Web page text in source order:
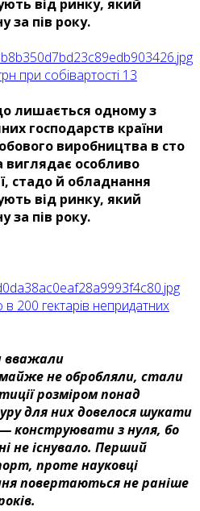
від ринку, який
за пів року.
при собівартості 13
лишається одному з
господарств країни
виробництва в сто
особливо
стадо й обладнання
від ринку, який
за пів року.
200 гектарів непридатних
вважали
не обробляли, стали
розміром понад
для них довелося шукати
конструювати з нуля, бо
не існувало. Перший
проте науковці
повертаються не раніше